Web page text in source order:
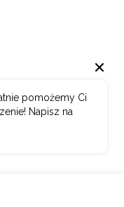
pomożemy Ci
Napisz na